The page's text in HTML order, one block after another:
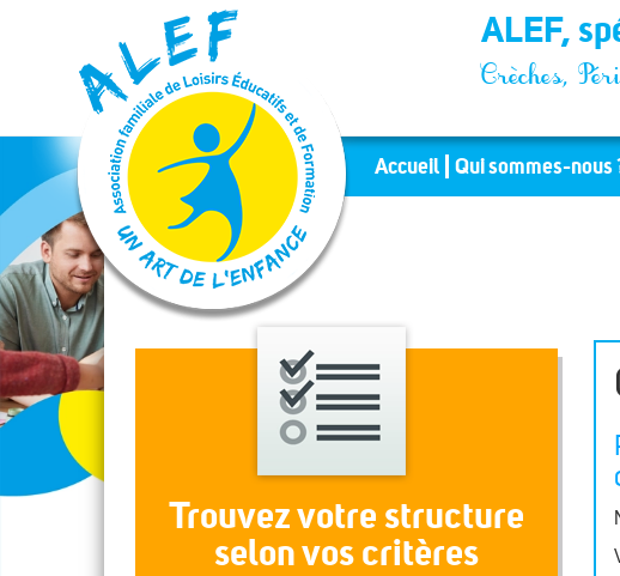
Panneau de gestion des cookies ALEF,
Crèches,
Accueil Qui sommes-nous
Trouvez votre structure
selon vos critères